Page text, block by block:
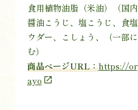
食用植物油脂（米油）（国
醤油こうじ、塩こうじ、食
ウダー、こしょう、（一部
む）
商品ページURL：https://
ayo